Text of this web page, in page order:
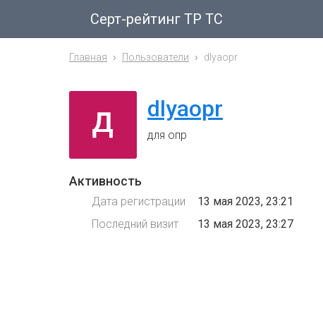
Серт-рейтинг ТР ТС
Главная Пользователи dlyaopr
dlyaopr
для опр
Активность
Дата регистрации
13 мая 2023, 23:21
Последний визит
13 мая 2023, 23:27